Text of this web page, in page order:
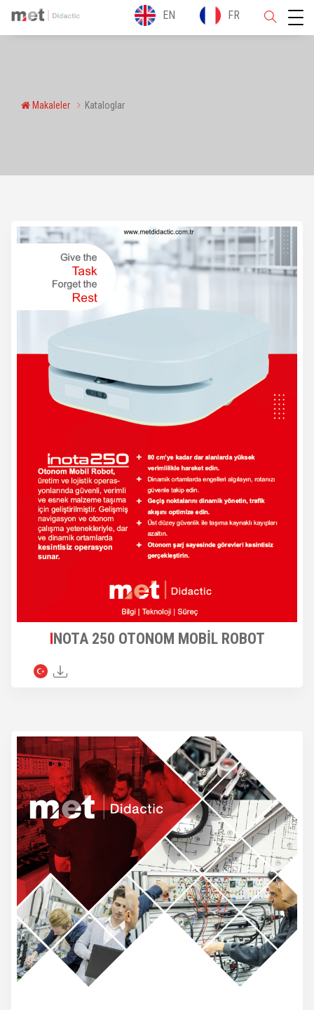
EN FR
Makaleler Kataloglar
INOTA 250 OTONOM MOBİL ROBOT